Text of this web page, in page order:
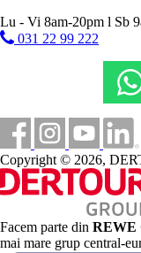
Cina cu o familie
2 camere de masaj
Internet
Gratuit: Wi-Fi in
Nota
Sfera si calitatea
fi afectate de
antiepidemie in
Lu - Vi 8am-20pm l Sb
031 22 99 222
Copyright © 2026,
Facem parte din REWE
mai mare grup central-